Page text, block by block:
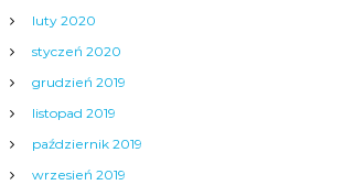
luty 2020
styczeń 2020
grudzień 2019
listopad 2019
październik 2019
wrzesień 2019